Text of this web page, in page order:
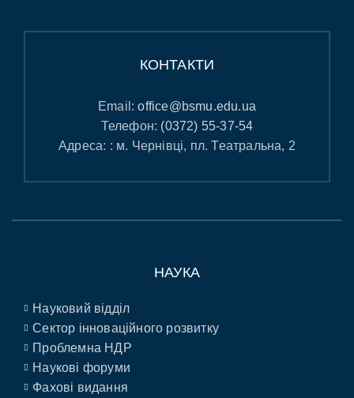
КОНТАКТИ
Email:office@bsmu.edu.ua
Телефон: (0372) 55-37-54
Адреса: : м. Чернівці, пл. Театральна, 2
НАУКА
Науковий відділ
Сектор інноваційного розвитку
Проблемна НДР
Наукові форуми
Фахові видання